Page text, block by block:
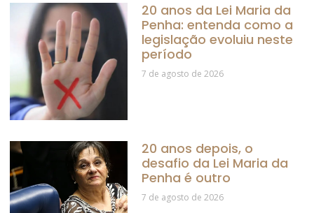
20 anos da Lei Maria da
Penha: entenda como a
legislação evoluiu neste
período
7 de agosto de 2026
20 anos depois, o
desafio da Lei Maria da
Penha é outro
7 de agosto de 2026